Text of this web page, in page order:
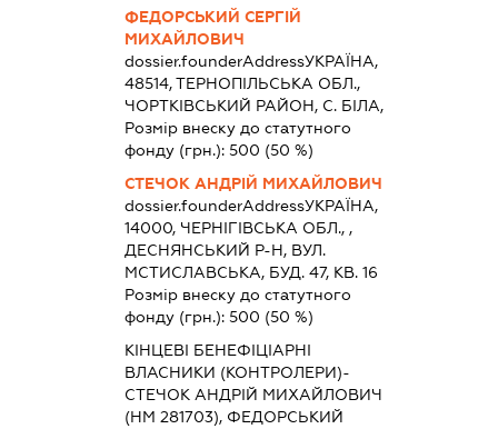
ФЕДОРСЬКИЙ СЕРГІЙ
МИХАЙЛОВИЧ
dossier.founderAddressУКРАЇНА,
48514, ТЕРНОПIЛЬСЬКА ОБЛ.,
ЧОРТКIВСЬКИЙ РАЙОН, С. БІЛА,
Розмір внеску до статутного
фонду (грн.):500 (50 %)
СТЕЧОК АНДРІЙ МИХАЙЛОВИЧ
dossier.founderAddressУКРАЇНА,
14000, ЧЕРНIГIВСЬКА ОБЛ., ,
ДЕСНЯНСЬКИЙ Р-Н, ВУЛ.
МСТИСЛАВСЬКА, БУД. 47, КВ. 16
Розмір внеску до статутного
фонду (грн.):500 (50 %)
КІНЦЕВІ БЕНЕФІЦІАРНІ
ВЛАСНИКИ (КОНТРОЛЕРИ)-
СТЕЧОК АНДРІЙ МИХАЙЛОВИЧ
(НМ 281703), ФЕДОРСЬКИЙ